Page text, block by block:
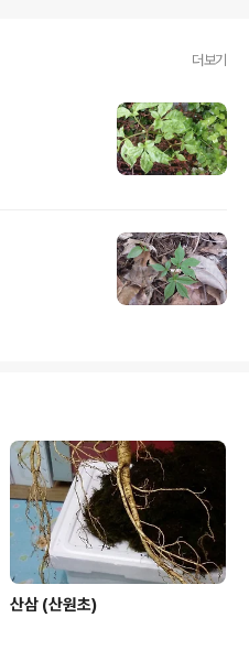
더보기
산삼 (산원초)